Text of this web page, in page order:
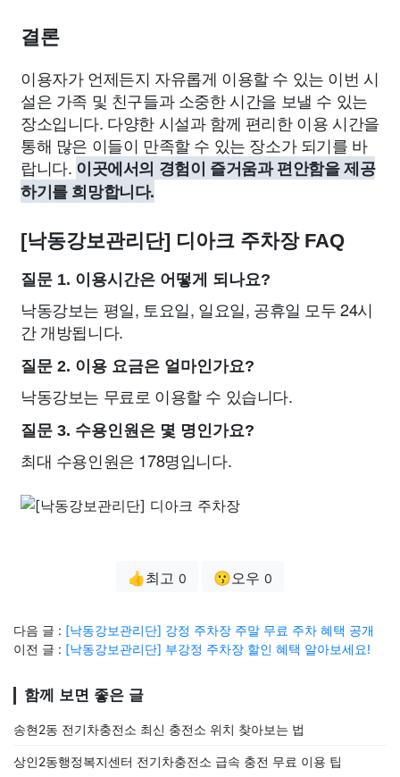
결론
이용자가 언제든지 자유롭게 이용할 수 있는 이번 시
설은 가족 및 친구들과 소중한 시간을 보낼 수 있는
장소입니다. 다양한 시설과 함께 편리한 이용 시간을
통해 많은 이들이 만족할 수 있는 장소가 되기를 바
랍니다. 이곳에서의 경험이 즐거움과 편안함을 제공
하기를 희망합니다.
[낙동강보관리단] 디아크 주차장 FAQ
질문 1. 이용시간은 어떻게 되나요?
낙동강보는 평일, 토요일, 일요일, 공휴일 모두 24시
간 개방됩니다.
질문 2. 이용 요금은 얼마인가요?
낙동강보는 무료로 이용할 수 있습니다.
질문 3. 수용인원은 몇 명인가요?
최대 수용인원은 178명입니다.
👍최고 0 😗오우 0
다음 글 : [낙동강보관리단] 강정 주차장 주말 무료 주차 혜택 공개
이전 글 : [낙동강보관리단] 부강정 주차장 할인 혜택 알아보세요!
함께 보면 좋은 글
송현2동 전기차충전소 최신 충전소 위치 찾아보는 법
상인2동행정복지센터 전기차충전소 급속 충전 무료 이용 팁